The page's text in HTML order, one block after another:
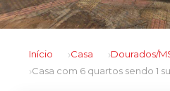
Início Casa Dourados/